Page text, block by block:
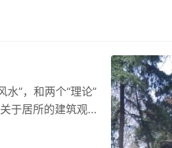
水”，和两个“理论”
于居所的建筑观